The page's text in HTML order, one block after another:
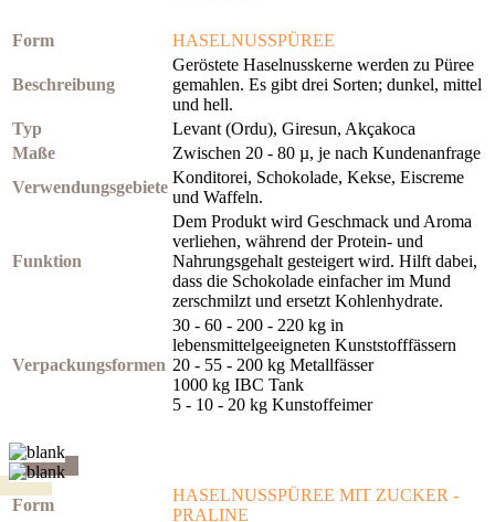
Form HASELNUSSPÜREE
Beschreibung
Geröstete Haselnusskerne werden zu Püree
gemahlen. Es gibt drei Sorten; dunkel, mittel
und hell.
Typ
Levant (Ordu), Giresun, Akçakoca
Maße
Zwischen 20 - 80 µ, je nach Kundenanfrage
Verwendungsgebiete
Konditorei, Schokolade, Kekse, Eiscreme
und Waffeln.
Funktion
Dem Produkt wird Geschmack und Aroma
verliehen, während der Protein- und
Nahrungsgehalt gesteigert wird. Hilft dabei,
dass die Schokolade einfacher im Mund
zerschmilzt und ersetzt Kohlenhydrate.
Verpackungsformen
30 - 60 - 200 - 220 kg in
lebensmittelgeeigneten Kunststofffässern
20 - 55 - 200 kg Metallfässer
1000 kg IBC Tank
5 - 10 - 20 kg Kunstoffeimer
Form
HASELNUSSPÜREE MIT ZUCKER -
PRALINE